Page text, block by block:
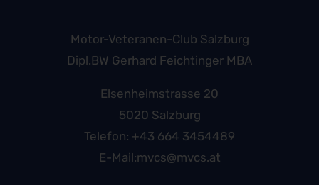
Motor-Veteranen-Club Salzburg
Dipl.BW Gerhard Feichtinger MBA
Elsenheimstrasse 20
5020 Salzburg
Telefon: +43 664 3454489
E-Mail:mvcs@mvcs.at